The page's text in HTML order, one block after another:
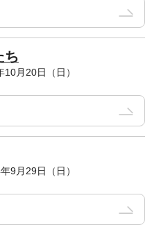
ち
月20日（日）
9月29日（日）